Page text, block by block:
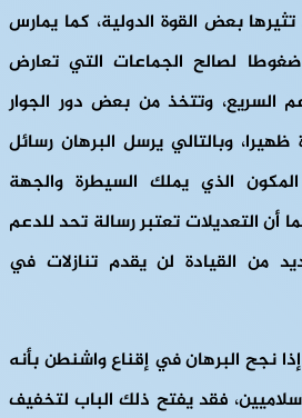
بعض القوة الدولية، كما يمارس
ضغوطا لصالح الجماعات التي تعارض
السريع، وتتخذ من بعض دور الجوار
ظهيرا، وبالتالي يرسل البرهان رسائل
الذي يملك السيطرة والجهة
أن التعديلات تعتبر رسالة تحد للدعم
من القيادة لن يقدم تنازلات في
نجح البرهان في إقناع واشنطن بأنه
فقد يفتح ذلك الباب لتخفيف